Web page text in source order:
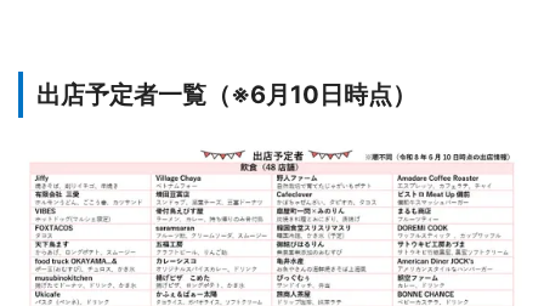
出店予定者一覧（※6月10日時点）